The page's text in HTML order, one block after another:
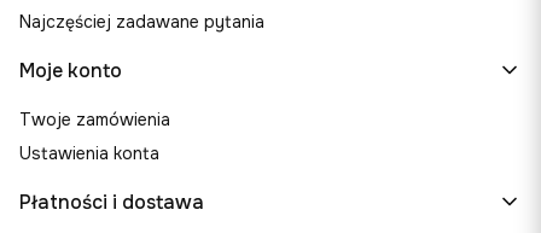
Najczęściej zadawane pytania
Moje konto
Twoje zamówienia
Ustawienia konta
Płatności i dostawa